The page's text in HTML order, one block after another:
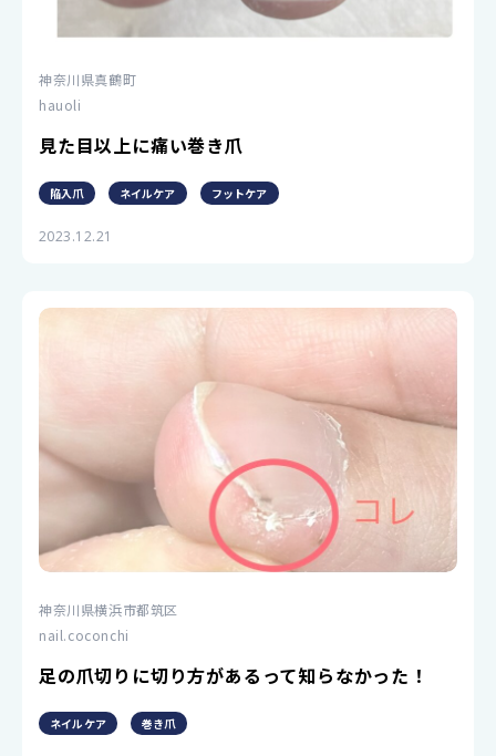
神奈川県真鶴町
hauoli
見た目以上に痛い巻き爪
陥入爪 ネイルケア フットケア
2023.12.21
神奈川県横浜市都筑区
nail.coconchi
足の爪切りに切り方があるって知らなかった！
ネイルケア 巻き爪